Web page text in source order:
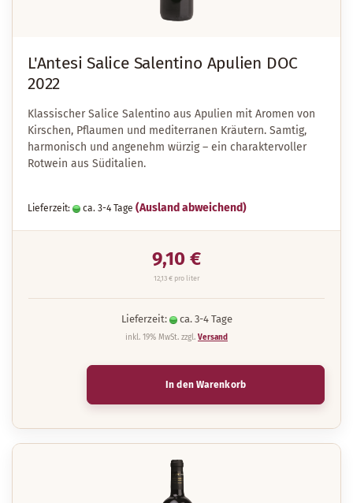
L'Antesi Salice Salentino Apulien DOC
2022
Klassischer Salice Salentino aus Apulien mit Aromen von
Kirschen, Pflaumen und mediterranen Kräutern. Samtig,
harmonisch und angenehm würzig – ein charaktervoller
Rotwein aus Süditalien.
Lieferzeit: ca. 3-4 Tage (Ausland abweichend)
9,10 €
12,13 € pro liter
Lieferzeit: ca. 3-4 Tage
inkl. 19% MwSt. zzgl. Versand
In den Warenkorb